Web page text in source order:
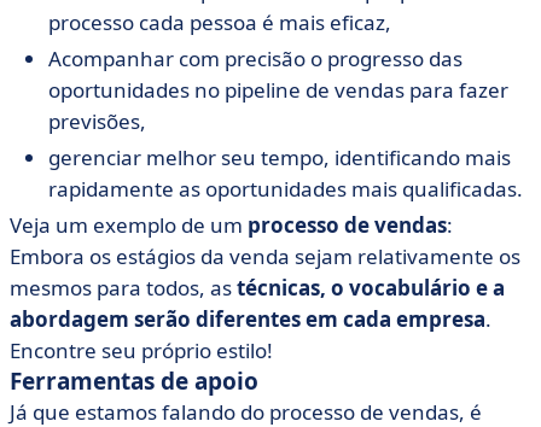
processo cada pessoa é mais eficaz,
Acompanhar com precisão o progresso das
oportunidades no pipeline de vendas para fazer
previsões,
gerenciar melhor seu tempo, identificando mais
rapidamente as oportunidades mais qualificadas.
Veja um exemplo de um processo de vendas:
Embora os estágios da venda sejam relativamente os
mesmos para todos, astécnicas, o vocabulário e a
abordagem serão diferentes em cada empresa.
Encontre seu próprio estilo!
Ferramentas de apoio
Já que estamos falando do processo de vendas, é